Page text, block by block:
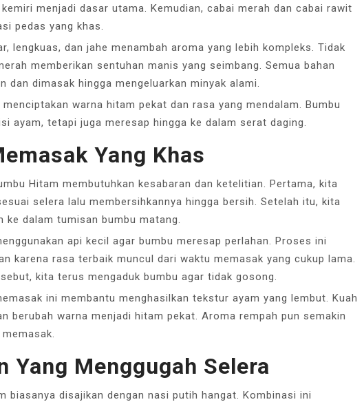
menjadi dasar utama. Kemudian, cabai merah dan cabai rawit
pedas yang khas.
lengkuas, dan jahe menambah aroma yang lebih kompleks. Tidak
memberikan sentuhan manis yang seimbang. Semua bahan
dan dimasak hingga mengeluarkan minyak alami.
warna hitam pekat dan rasa yang mendalam. Bumbu
ayam, tetapi juga meresap hingga ke dalam serat daging.
Yang Khas
Hitam membutuhkan kesabaran dan ketelitian. Pertama, kita
selera lalu membersihkannya hingga bersih. Setelah itu, kita
ke dalam tumisan bumbu matang.
api kecil agar bumbu meresap perlahan. Proses ini
karena rasa terbaik muncul dari waktu memasak yang cukup lama.
kita terus mengaduk bumbu agar tidak gosong.
ini membantu menghasilkan tekstur ayam yang lembut. Kuah
berubah warna menjadi hitam pekat. Aroma rempah pun semakin
Yang Menggugah Selera
biasanya disajikan dengan nasi putih hangat. Kombinasi ini